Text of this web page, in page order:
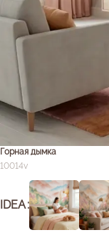
Горная дымка
10014v
IDEA